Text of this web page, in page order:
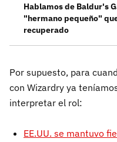
Hablamos de Baldur's
"hermano pequeño"
recuperado
Por supuesto, para
con Wizardry ya
interpretar el rol:
EE.UU. se mantuvo